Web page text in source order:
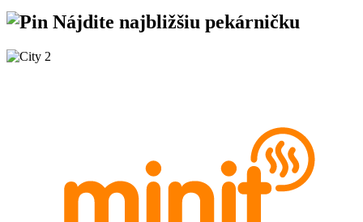
Nájdite najbližšiu pekárničku